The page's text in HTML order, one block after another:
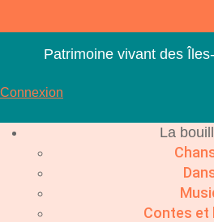
contenu
Patrimoine vivant des
Connexion
La
Contes et